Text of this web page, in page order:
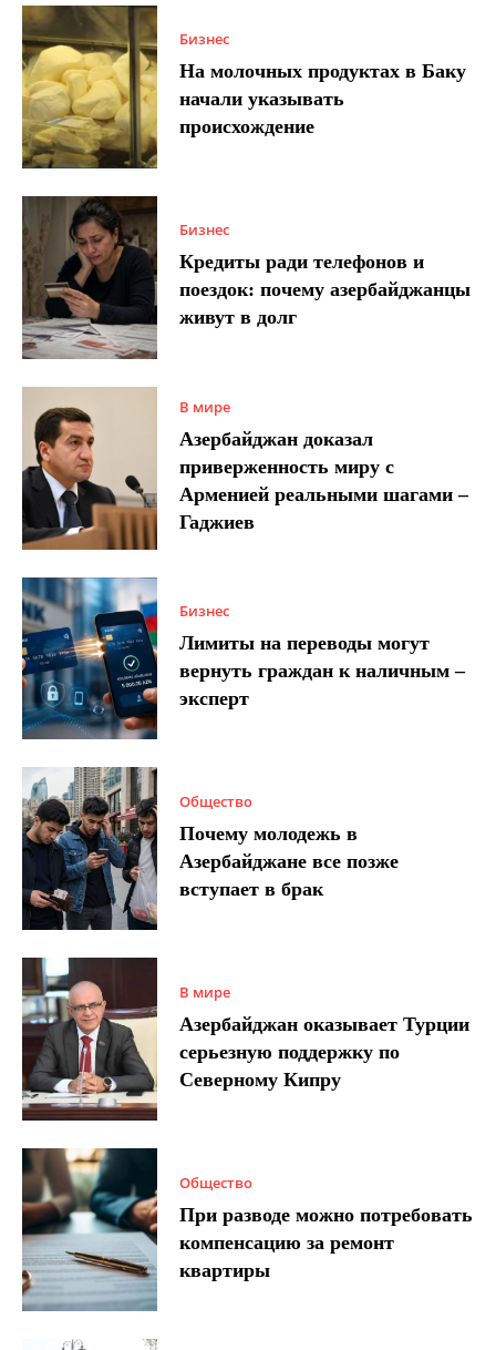
Бизнес
На молочных продуктах в Баку
начали указывать
происхождение
Бизнес
Кредиты ради телефонов и
поездок: почему азербайджанцы
живут в долг
В мире
Азербайджан доказал
приверженность миру с
Арменией реальными шагами –
Гаджиев
Бизнес
Лимиты на переводы могут
вернуть граждан к наличным –
эксперт
Общество
Почему молодежь в
Азербайджане все позже
вступает в брак
В мире
Азербайджан оказывает Турции
серьезную поддержку по
Северному Кипру
Общество
При разводе можно потребовать
компенсацию за ремонт
квартиры